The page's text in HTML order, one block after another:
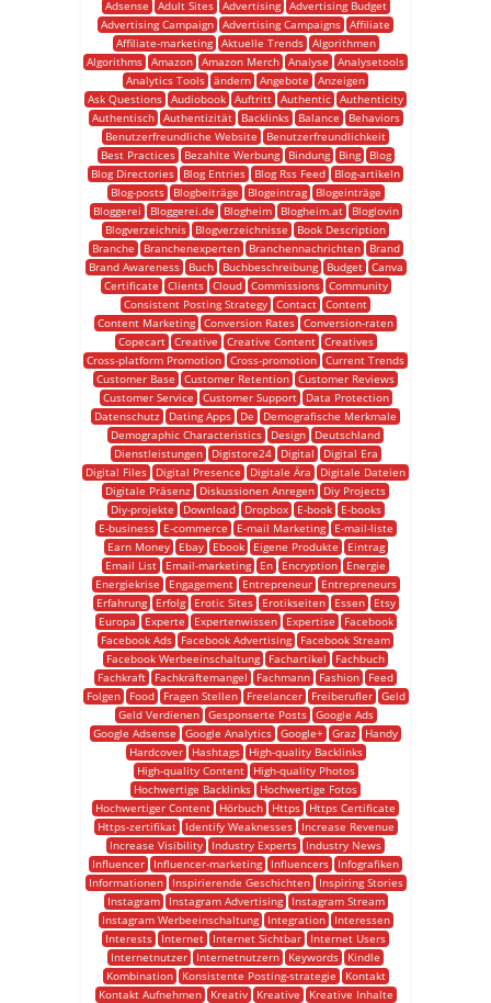
Adsense Adult Sites Advertising
Advertising Budget
Advertising Campaign Advertising Campaigns Affiliate
Affiliate-marketing
Aktuelle Trends
Algorithmen
Algorithms Amazon Amazon Merch Analyse
Analysetools
Analytics Tools ändern Angebote
Anzeigen
Ask Questions Audiobook Auftritt Authentic Authenticity
Authentisch
Authentizität Backlinks Balance
Behaviors
Benutzerfreundliche Website
Benutzerfreundlichkeit
Best Practices
Bezahlte Werbung Bindung Bing
Blog
Blog Directories
Blog Entries Blog Rss Feed
Blog-artikeln
Blog-posts
Blogbeiträge Blogeintrag
Blogeinträge
Bloggerei
Bloggerei.de Blogheim Blogheim.at
Bloglovin
Blogverzeichnis
Blogverzeichnisse
Book Description
Branche
Branchenexperten Branchennachrichten
Brand
Brand Awareness
Buch Buchbeschreibung Budget
Canva
Certificate
Clients Cloud Commissions
Community
Consistent Posting Strategy Contact Content
Content Marketing Conversion Rates Conversion-raten
Copecart
Creative Creative Content
Creatives
Cross-platform Promotion Cross-promotion Current Trends
Customer Base
Customer Retention Customer Reviews
Customer Service
Customer Support
Data Protection
Datenschutz
Dating Apps De
Demografische Merkmale
Demographic Characteristics
Design
Deutschland
Dienstleistungen
Digistore24 Digital
Digital Era
Digital Files
Digital Presence Digitale Ära
Digitale Dateien
Digitale Präsenz
Diskussionen Anregen
Diy Projects
Diy-projekte
Download Dropbox E-book
E-books
E-business
E-commerce E-mail Marketing
E-mail-liste
Earn Money
Ebay Ebook Eigene Produkte
Eintrag
Email List
Email-marketing En Encryption
Energie
Energiekrise
Engagement Entrepreneur
Entrepreneurs
Erfahrung
Erfolg Erotic Sites Erotikseiten Essen
Etsy
Europa
Experte Expertenwissen Expertise
Facebook
Facebook Ads
Facebook Advertising
Facebook Stream
Facebook Werbeeinschaltung
Fachartikel
Fachbuch
Fachkraft
Fachkräftemangel Fachmann Fashion
Feed
Folgen
Food Fragen Stellen Freelancer Freiberufler
Geld
Geld Verdienen
Gesponserte Posts
Google Ads
Google Adsense
Google Analytics Google+ Graz
Handy
Hardcover
Hashtags
High-quality Backlinks
High-quality Content
High-quality Photos
Hochwertige Backlinks
Hochwertige Fotos
Hochwertiger Content
Hörbuch Https
Https Certificate
Https-zertifikat
Identify Weaknesses
Increase Revenue
Increase Visibility
Industry Experts
Industry News
Influencer
Influencer-marketing Influencers
Infografiken
Informationen
Inspirierende Geschichten
Inspiring Stories
Instagram
Instagram Advertising
Instagram Stream
Instagram Werbeeinschaltung
Integration
Interessen
Interests
Internet Internet Sichtbar
Internet Users
Internetnutzer
Internetnutzern Keywords
Kindle
Kombination
Konsistente Posting-strategie
Kontakt
Kontakt Aufnehmen
Kreativ Kreative
Kreative Inhalte